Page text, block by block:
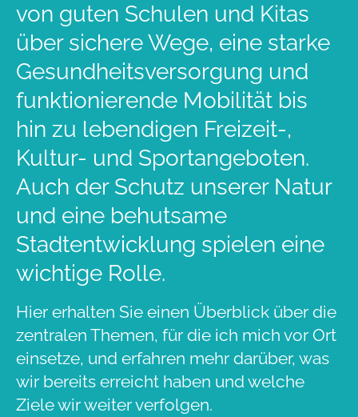
von guten Schulen und Kitas
über sichere Wege, eine starke
Gesundheitsversorgung und
funktionierende Mobilität bis
hin zu lebendigen Freizeit-,
Kultur- und Sportangeboten.
Auch der Schutz unserer Natur
und eine behutsame
Stadtentwicklung spielen eine
wichtige Rolle.
Hier erhalten Sie einen Überblick über die
zentralen Themen, für die ich mich vor Ort
einsetze, und erfahren mehr darüber, was
wir bereits erreicht haben und welche
Ziele wir weiter verfolgen.